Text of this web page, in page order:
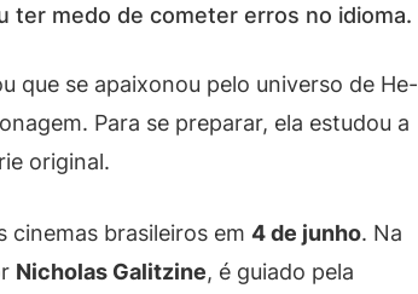
ter medo de cometer erros no idioma.
que se apaixonou pelo universo de He-
Para se preparar, ela estudou a
original.
cinemas brasileiros em 4 de junho. Na
Nicholas Galitzine, é guiado pela